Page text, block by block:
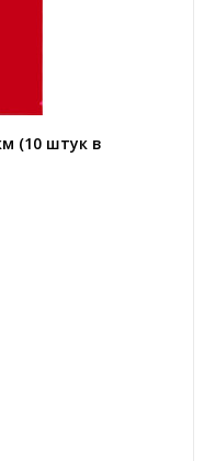
(10 штук в